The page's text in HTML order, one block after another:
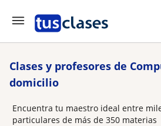
Clases y profesores de
domicilio
Encuentra tu maestro ideal entre
particulares de más de 350 materias